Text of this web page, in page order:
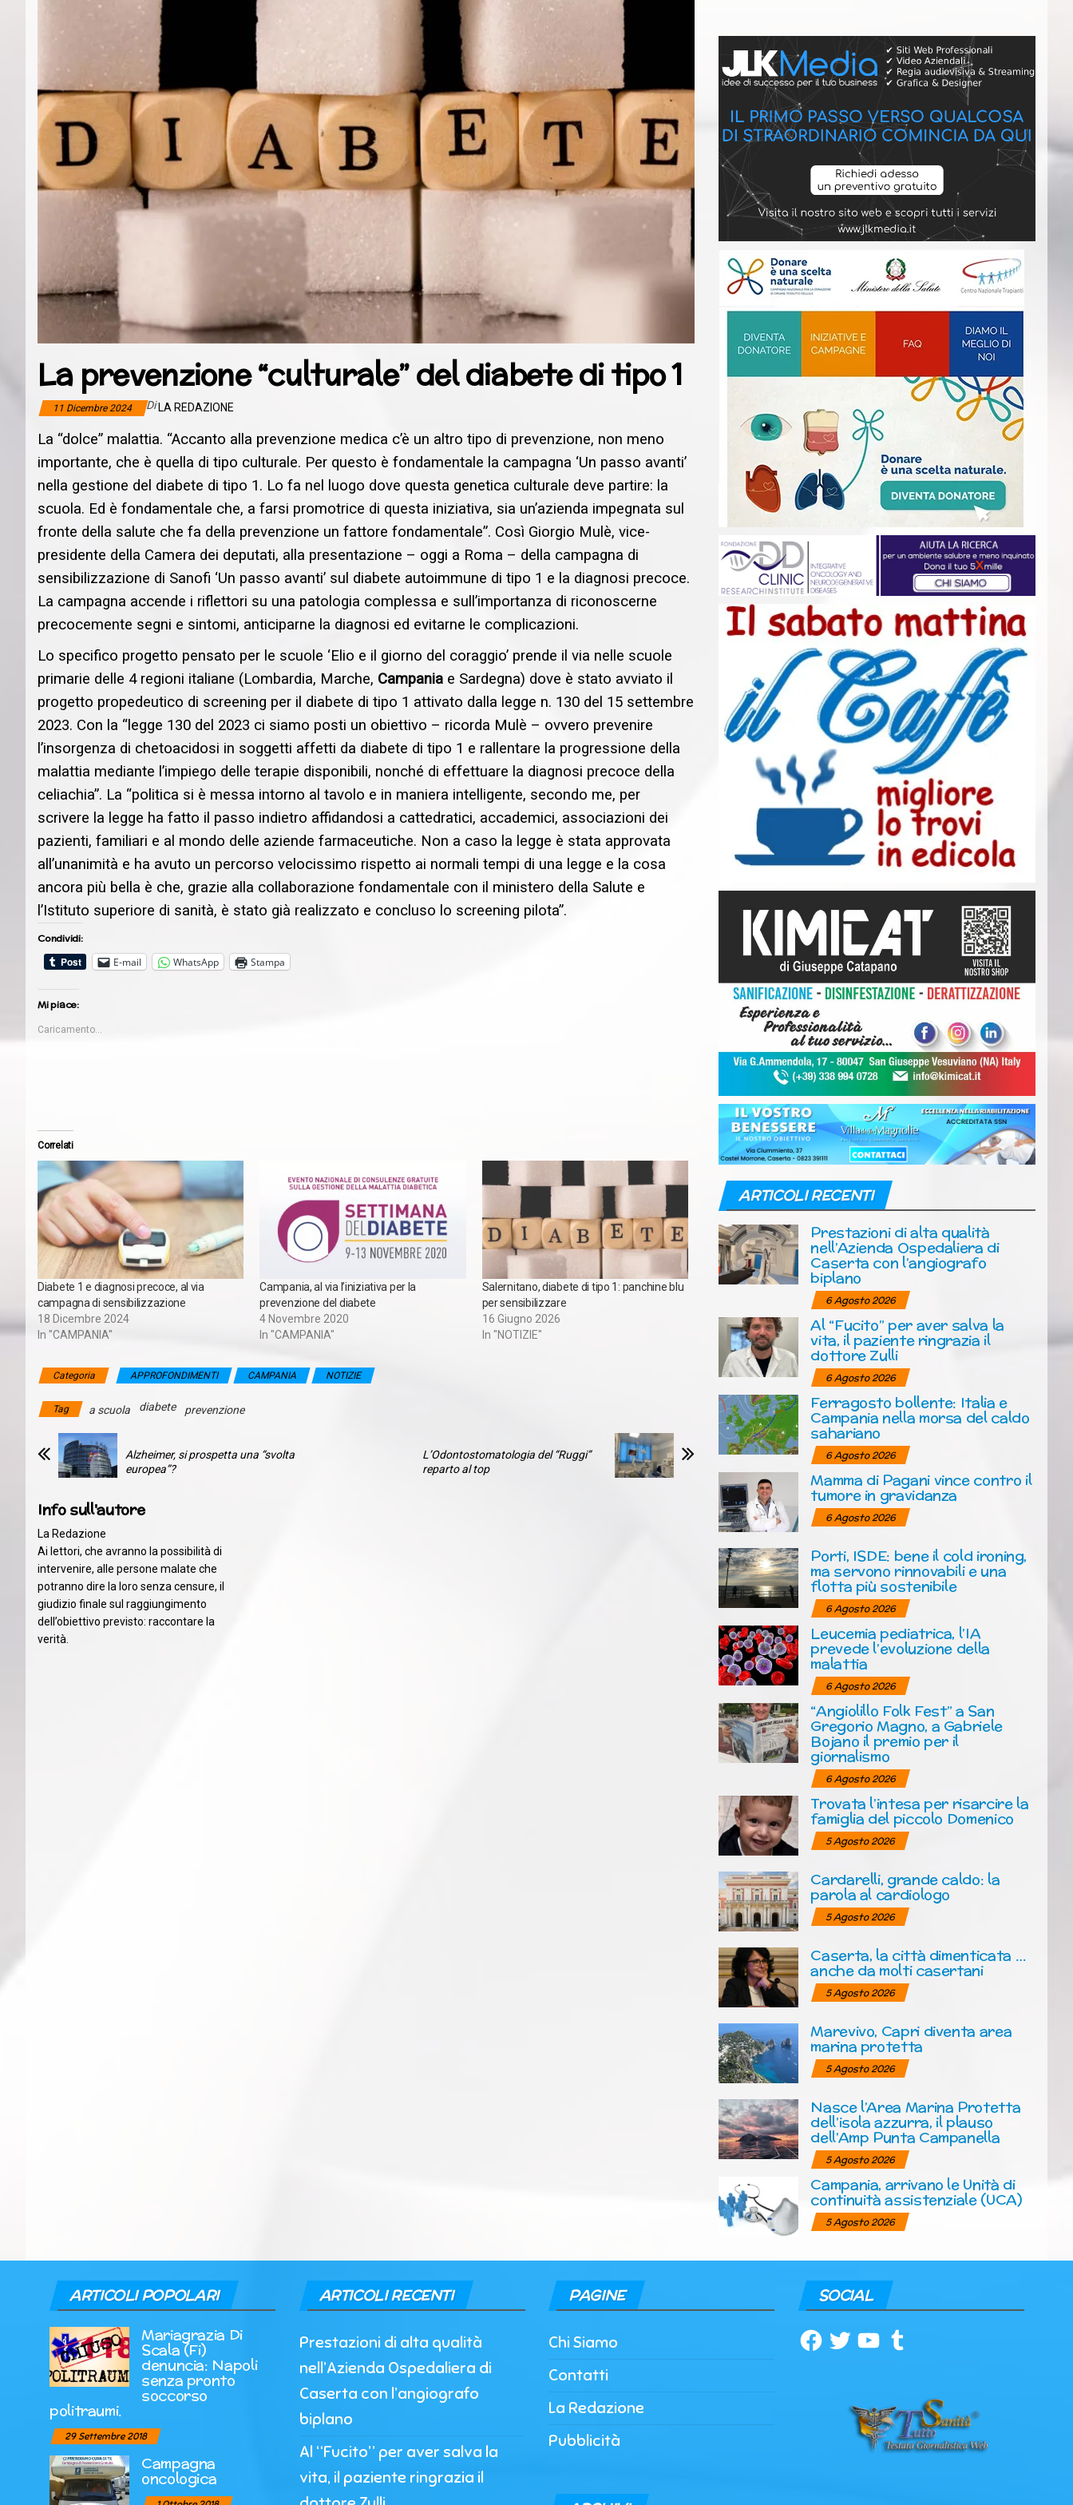
La prevenzione “culturale” del diabete di tipo 1
11 Dicembre 2024 Di LA REDAZIONE
La “dolce” malattia. “Accanto alla prevenzione medica c’è un altro tipo di prevenzione, non meno
importante, che è quella di tipo culturale. Per questo è fondamentale la campagna ‘Un passo avanti’
nella gestione del diabete di tipo 1. Lo fa nel luogo dove questa genetica culturale deve partire: la
scuola. Ed è fondamentale che, a farsi promotrice di questa iniziativa, sia un’azienda impegnata sul
fronte della salute che fa della prevenzione un fattore fondamentale”. Così Giorgio Mulè, vice-
presidente della Camera dei deputati, alla presentazione – oggi a Roma – della campagna di
sensibilizzazione di Sanofi ‘Un passo avanti’ sul diabete autoimmune di tipo 1 e la diagnosi precoce.
La campagna accende i riflettori su una patologia complessa e sull’importanza di riconoscerne
precocemente segni e sintomi, anticiparne la diagnosi ed evitarne le complicazioni.
Lo specifico progetto pensato per le scuole ‘Elio e il giorno del coraggio’ prende il via nelle scuole
primarie delle 4 regioni italiane (Lombardia, Marche, Campania e Sardegna) dove è stato avviato il
progetto propedeutico di screening per il diabete di tipo 1 attivato dalla legge n. 130 del 15 settembre
2023. Con la “legge 130 del 2023 ci siamo posti un obiettivo – ricorda Mulè – ovvero prevenire
l’insorgenza di chetoacidosi in soggetti affetti da diabete di tipo 1 e rallentare la progressione della
malattia mediante l’impiego delle terapie disponibili, nonché di effettuare la diagnosi precoce della
celiachia”. La “politica si è messa intorno al tavolo e in maniera intelligente, secondo me, per
scrivere la legge ha fatto il passo indietro affidandosi a cattedratici, accademici, associazioni dei
pazienti, familiari e al mondo delle aziende farmaceutiche. Non a caso la legge è stata approvata
all’unanimità e ha avuto un percorso velocissimo rispetto ai normali tempi di una legge e la cosa
ancora più bella è che, grazie alla collaborazione fondamentale con il ministero della Salute e
l’Istituto superiore di sanità, è stato già realizzato e concluso lo screening pilota”.
Condividi:
E-mail
WhatsApp Stampa
Mi piace:
Caricamento...
Correlati
Diabete 1 e diagnosi precoce, al via
campagna di sensibilizzazione
18 Dicembre 2024
In "CAMPANIA"
Campania, al via l’iniziativa per la
prevenzione del diabete
4 Novembre 2020
In "CAMPANIA"
Salernitano, diabete di tipo 1: panchine blu
per sensibilizzare
16 Giugno 2026
In "NOTIZIE"
Categoria APPROFONDIMENTI CAMPANIA NOTIZIE
Tag a scuola diabete prevenzione
Alzheimer, si prospetta una “svolta
europea”?
L’Odontostomatologia del “Ruggi”
reparto al top
Info sull'autore
La Redazione
Ai lettori, che avranno la possibilità di
intervenire, alle persone malate che
potranno dire la loro senza censure, il
giudizio finale sul raggiungimento
dell’obiettivo previsto: raccontare la
verità.
ARTICOLI RECENTI
Prestazioni di alta qualità
nell’Azienda Ospedaliera di
Caserta con l’angiografo
biplano
6 Agosto 2026
Al “Fucito” per aver salva la
vita, il paziente ringrazia il
dottore Zulli
6 Agosto 2026
Ferragosto bollente: Italia e
Campania nella morsa del caldo
sahariano
6 Agosto 2026
Mamma di Pagani vince contro il
tumore in gravidanza
6 Agosto 2026
Porti, ISDE: bene il cold ironing,
ma servono rinnovabili e una
flotta più sostenibile
6 Agosto 2026
Leucemia pediatrica, l’IA
prevede l’evoluzione della
malattia
6 Agosto 2026
“Angiolillo Folk Fest” a San
Gregorio Magno, a Gabriele
Bojano il premio per il
giornalismo
6 Agosto 2026
Trovata l’intesa per risarcire la
famiglia del piccolo Domenico
5 Agosto 2026
Cardarelli, grande caldo: la
parola al cardiologo
5 Agosto 2026
Caserta, la città dimenticata …
anche da molti casertani
5 Agosto 2026
Marevivo, Capri diventa area
marina protetta
5 Agosto 2026
Nasce l’Area Marina Protetta
dell’isola azzurra, il plauso
dell’Amp Punta Campanella
5 Agosto 2026
Campania, arrivano le Unità di
continuità assistenziale (UCA)
5 Agosto 2026
ARTICOLI POPOLARI
Mariagrazia Di
Scala (Fi)
denuncia: Napoli
senza pronto
soccorso
politraumi.
29 Settembre 2018
Campagna
oncologica
ARTICOLI RECENTI
Prestazioni di alta qualità
nell’Azienda Ospedaliera di
Caserta con l’angiografo
biplano
Al “Fucito” per aver salva la
vita, il paziente ringrazia il
PAGINE
Chi Siamo
Contatti
La Redazione
Pubblicità
SOCIAL
Facebook
TwitterYouTubeTumblr